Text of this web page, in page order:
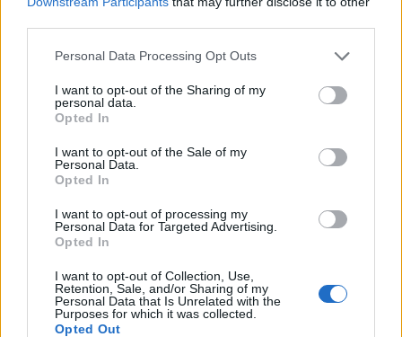
Personal Data Processing Opt Outs
I want to opt-out of the Sharing of my
personal data.
Opted In
I want to opt-out of the Sale of my
Personal Data.
Opted In
I want to opt-out of processing my
Personal Data for Targeted Advertising.
Opted In
I want to opt-out of Collection, Use,
Retention, Sale, and/or Sharing of my
Personal Data that Is Unrelated with the
Purposes for which it was collected.
Opted Out
TEMPO LIBERO
A Dumenza e Agra la grande musica
incontra la storia con
“Interpretando Suoni e Luoghi”